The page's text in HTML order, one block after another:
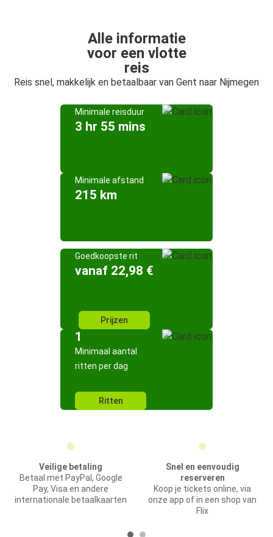
Alle informatie
voor een vlotte
reis
Reis snel, makkelijk en betaalbaar van Gent naar Nijmegen
Minimale reisduur
3 hr 55 mins
Minimale afstand
215 km
Goedkoopste rit
vanaf 22,98 €
Prijzen
1
Minimaal aantal
ritten per dag
Ritten
Veilige betaling
Betaal met PayPal, Google
Pay, Visa en andere
internationale betaalkaarten
Snel en eenvoudig
reserveren
Koop je tickets online, via
onze app of in een shop van
Flix